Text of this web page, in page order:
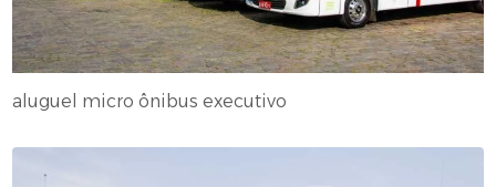
aluguel micro ônibus executivo